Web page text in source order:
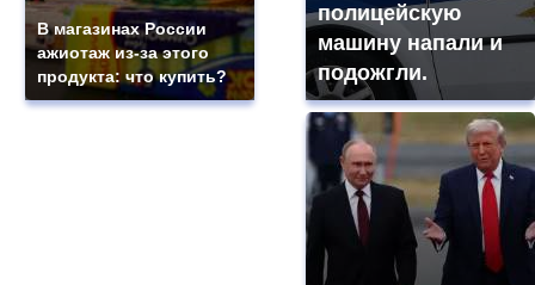
В магазинах России
ажиотаж из-за этого
продукта: что купить?
полицейскую
машину напали и
подожгли.